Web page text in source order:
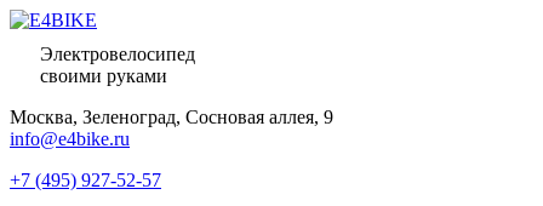
Электровелосипед
своими руками
Москва, Зеленоград, Сосновая аллея, 9
info@e4bike.ru
+7 (495) 927-52-57